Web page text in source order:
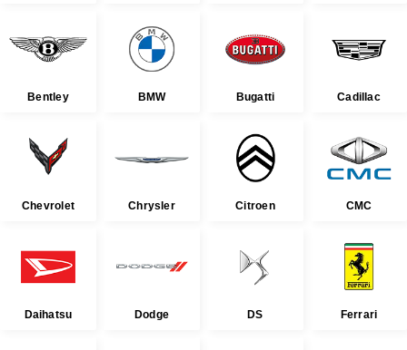
Bentley BMW Bugatti Cadillac
Chevrolet Chrysler Citroen CMC
Daihatsu Dodge DS Ferrari